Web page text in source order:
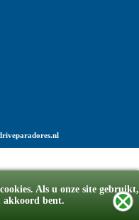
Als u onze site gebruikt,
bent.